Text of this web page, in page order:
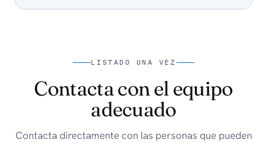
LISTADO UNA VEZ
Contacta con el equipo
adecuado
Contacta directamente con las personas que pueden